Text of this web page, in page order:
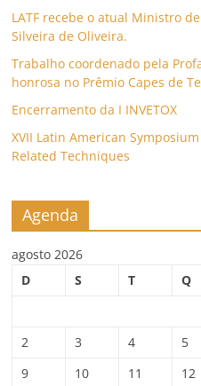
LATF recebe o atual Ministro
Silveira de Oliveira.
Trabalho coordenado pela
honrosa no Prêmio Capes de
Encerramento da I INVETOX
XVII Latin American
Related Techniques
Agenda
agosto 2026
D
S T Q
2
3 4 5
9
10 11 12